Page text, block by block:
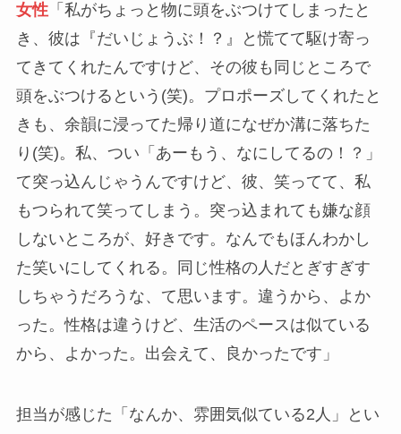
女性「私がちょっと物に頭をぶつけてしまったと
き、彼は『だいじょうぶ！？』と慌てて駆け寄っ
てきてくれたんですけど、その彼も同じところで
頭をぶつけるという(笑)。プロポーズしてくれたと
きも、余韻に浸ってた帰り道になぜか溝に落ちた
り(笑)。私、つい「あーもう、なにしてるの！？」
て突っ込んじゃうんですけど、彼、笑ってて、私
もつられて笑ってしまう。突っ込まれても嫌な顔
しないところが、好きです。なんでもほんわかし
た笑いにしてくれる。同じ性格の人だとぎすぎす
しちゃうだろうな、て思います。違うから、よか
った。性格は違うけど、生活のペースは似ている
から、よかった。出会えて、良かったです」
担当が感じた「なんか、雰囲気似ている2人」とい